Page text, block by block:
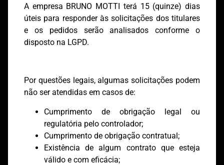
A empresa BRUNO MOTTI terá 15 (quinze) dias
úteis para responder às solicitações dos titulares
e os pedidos serão analisados conforme o
disposto na LGPD.
Por questões legais, algumas solicitações podem
não ser atendidas em casos de:
Cumprimento de obrigação legal ou
regulatória pelo controlador;
Cumprimento de obrigação contratual;
Existência de algum contrato que esteja
válido e com eficácia;